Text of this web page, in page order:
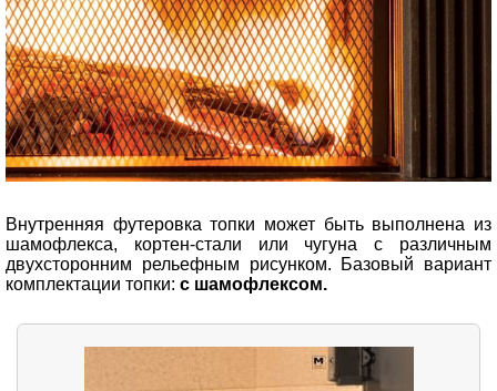
Внутренняя футеровка топки может быть выполнена из
шамофлекса, кортен-стали или чугуна с различным
двухсторонним рельефным рисунком. Базовый вариант
комплектации топки: с шамофлексом.